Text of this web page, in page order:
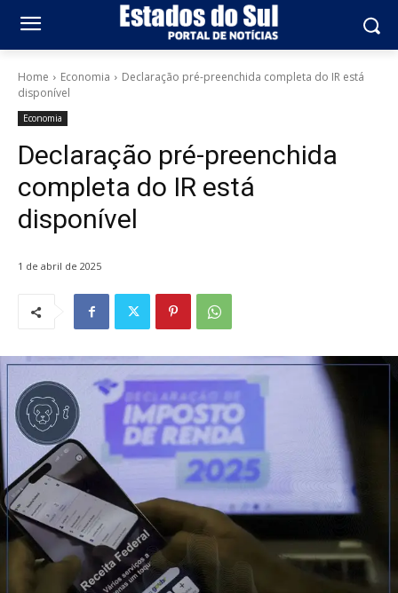
Home Economia
Declaração pré-preenchida completa do IR está
disponível
Economia
Declaração pré-preenchida
completa do IR está
disponível
1 de abril de 2025